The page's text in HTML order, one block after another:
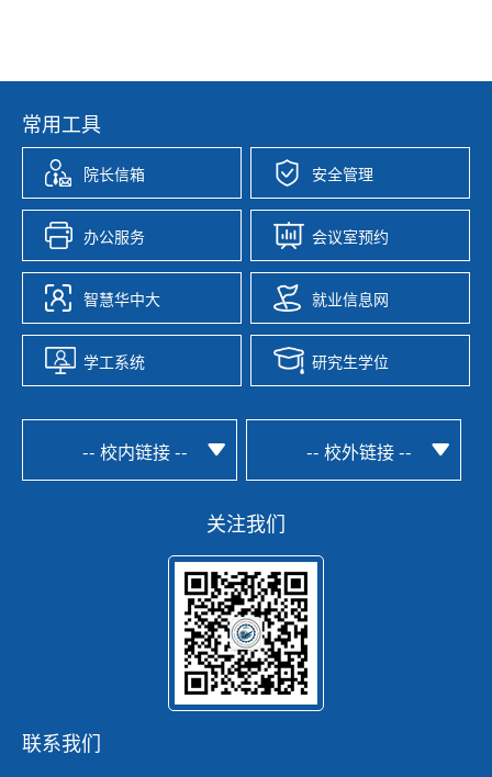
常用工具
院长信箱 安全管理
办公服务 会议室预约
智慧华中大 就业信息网
学工系统 研究生学位
-- 校内链接 -- -- 校外链接 --
关注我们
联系我们